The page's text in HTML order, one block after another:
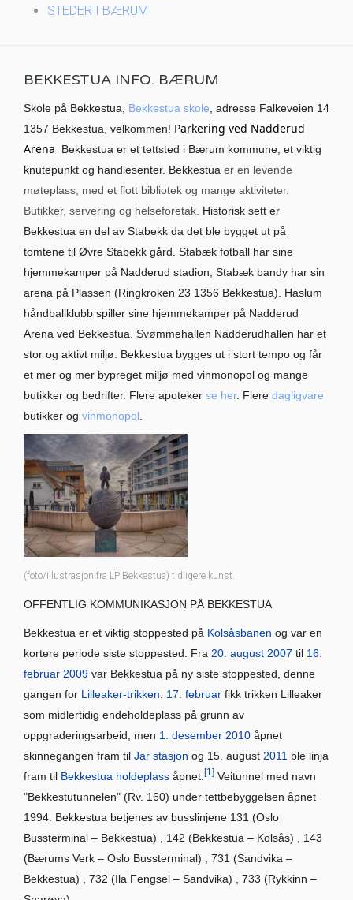
STEDER I BÆRUM
BEKKESTUA INFO. BÆRUM
Skole på Bekkestua, Bekkestua skole , adresse Falkeveien 14
1357 Bekkestua, velkommen! Parkering ved Nadderud
Arena
Bekkestua er et tettsted i Bærum kommune, et viktig
knutepunkt og handlesenter. Bekkestua er en levende
møteplass, med et flott bibliotek og mange aktiviteter.
Butikker, servering og helseforetak. Historisk sett er
Bekkestua en del av Stabekk da det ble bygget ut på
tomtene til Øvre Stabekk gård. Stabæk fotball har sine
hjemmekamper på Nadderud stadion, Stabæk bandy har sin
arena på Plassen (Ringkroken 23 1356 Bekkestua). Haslum
håndballklubb spiller sine hjemmekamper på Nadderud
Arena ved Bekkestua. Svømmehallen Nadderudhallen har et
stor og aktivt miljø. Bekkestua bygges ut i stort tempo og får
et mer og mer bypreget miljø med vinmonopol og mange
butikker og bedrifter. Flere apoteker se her. Flere dagligvare
butikker og vinmonopol
(foto/illustrasjon fra LP Bekkestua) tidligere kunst.
OFFENTLIG KOMMUNIKASJON PÅ BEKKESTUA
Bekkestua er et viktig stoppested på Kolsåsbanen og var en
kortere periode siste stoppested. Fra 20. august 2007 til 16.
februar 2009 var Bekkestua på ny siste stoppested, denne
gangen for Lilleaker-trikken 17. februar fikk trikken Lilleaker
som midlertidig endeholdeplass på grunn av
oppgraderingsarbeid, men 1. desember 2010 åpnet
skinnegangen fram til Jar stasjon og 15. august 2011 ble linja
fram til Bekkestua holdeplass åpnet. [1] Veitunnel med navn
"Bekkestutunnelen" (Rv. 160) under tettbebyggelsen åpnet
1994. Bekkestua betjenes av busslinjene 131 (Oslo
Bussterminal – Bekkestua) , 142 (Bekkestua – Kolsås) , 143
(Bærums Verk – Oslo Bussterminal) , 731 (Sandvika –
Bekkestua) , 732 (Ila Fengsel – Sandvika) , 733 (Rykkinn –